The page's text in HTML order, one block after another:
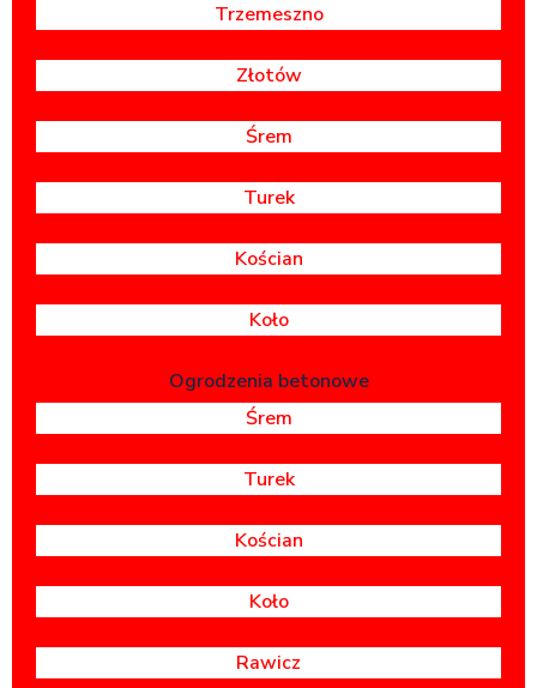
Trzemeszno
Złotów
Śrem
Turek
Kościan
Koło
Ogrodzenia betonowe
Śrem
Turek
Kościan
Koło
Rawicz